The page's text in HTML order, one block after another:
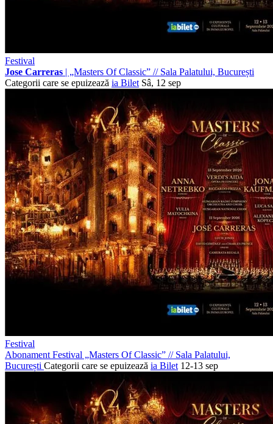
Festival
Jose Carreras | „Masters Of Classic” //Sala Palatului, București
Categorii care se epuizează ia Bilet Sâ, 12 sep
Festival
Abonament Festival „Masters Of Classic” //Sala Palatului,
București Categorii care se epuizează ia Bilet 12-13 sep